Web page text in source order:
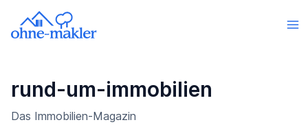
rund-um-immobilien
Das Immobilien-Magazin